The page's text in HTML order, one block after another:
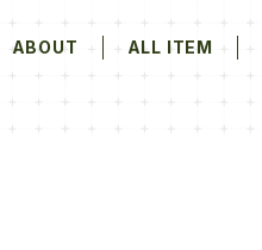
ABOUT ALL ITEM